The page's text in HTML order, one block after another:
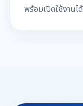
พร้อมเปิดใช้งาน